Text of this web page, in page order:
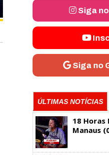
Siga
Siga no
ÚLTIMAS NOTÍCIAS
18 Horas
Manaus